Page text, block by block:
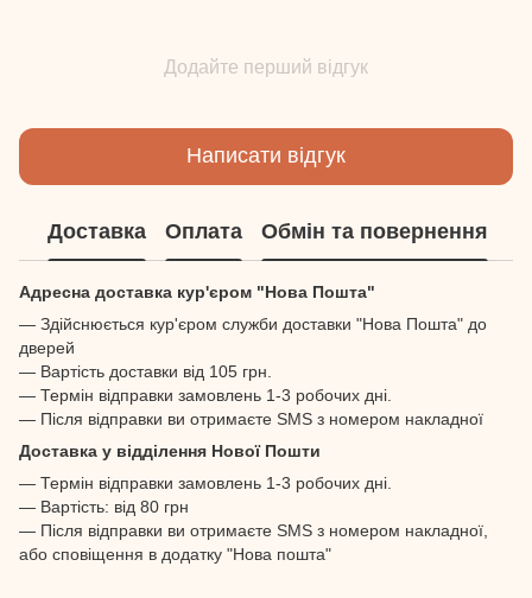
Додайте перший відгук
Написати відгук
Доставка Оплата Обмін та повернення
Адресна доставка кур'єром "Нова Пошта"
— Здійснюється кур'єром служби доставки "Нова Пошта" до
дверей
— Вартість доставки від 105 грн.
— Термін відправки замовлень 1-3 робочих дні.
— Після відправки ви отримаєте SMS з номером накладної
Доставка у відділення Нової Пошти
— Термін відправки замовлень 1-3 робочих дні.
— Вартість: від 80 грн
— Після відправки ви отримаєте SMS з номером накладної,
або сповіщення в додатку "Нова пошта"